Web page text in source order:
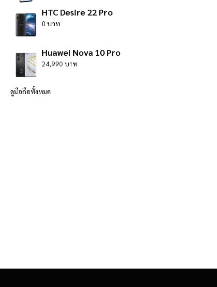
HTC Desire 22 Pro
0 บาท
Huawei Nova 10 Pro
24,990 บาท
ดูมือถือทั้งหมด